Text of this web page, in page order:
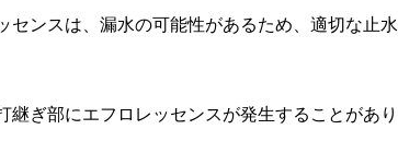
センスは、漏水の可能性があるため、適切な止水
ぎ部にエフロレッセンスが発生することがあり